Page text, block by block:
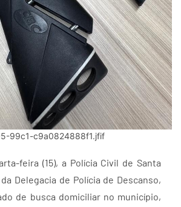
99c1-c9a0824888f1.jfif
feira (15), a Polícia Civil de Santa
Delegacia de Polícia de Descanso,
de busca domiciliar no município,